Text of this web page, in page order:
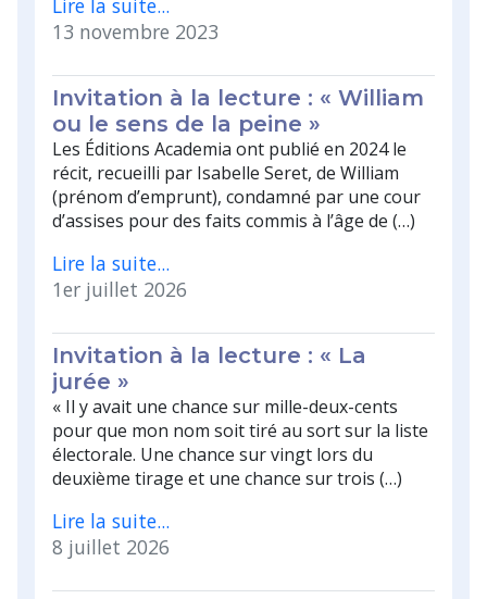
13 novembre 2023
Invitation à la lecture : « William
ou le sens de la peine »
Les Éditions Academia ont publié en 2024 le
récit, recueilli par Isabelle Seret, de William
(prénom d’emprunt), condamné par une cour
d’assises pour des faits commis à l’âge de (…)
Lire la suite...
1er juillet 2026
Invitation à la lecture : « La
jurée »
« Il y avait une chance sur mille-deux-cents
pour que mon nom soit tiré au sort sur la liste
électorale. Une chance sur vingt lors du
deuxième tirage et une chance sur trois (…)
Lire la suite...
8 juillet 2026